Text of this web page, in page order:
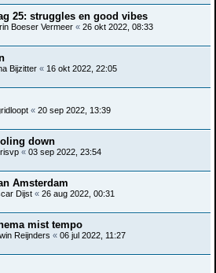
25: struggles en good vibes
Boeser Vermeer « 26 okt 2022, 08:33
Bijzitter « 16 okt 2022, 22:05
« 20 sep 2022, 13:39
down
« 03 sep 2022, 23:54
Amsterdam
Dijst « 26 aug 2022, 00:31
mist tempo
Reijnders « 06 jul 2022, 11:27